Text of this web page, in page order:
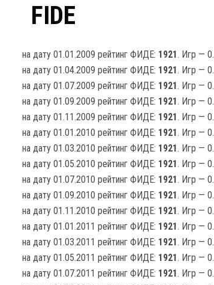
FIDE
на дату 01.01.2009 рейтинг ФИДЕ: 1921. Игр — 0.
на дату 01.04.2009 рейтинг ФИДЕ: 1921. Игр — 0.
на дату 01.07.2009 рейтинг ФИДЕ: 1921. Игр — 0.
на дату 01.09.2009 рейтинг ФИДЕ: 1921. Игр — 0.
на дату 01.11.2009 рейтинг ФИДЕ: 1921. Игр — 0.
на дату 01.01.2010 рейтинг ФИДЕ: 1921. Игр — 0.
на дату 01.03.2010 рейтинг ФИДЕ: 1921. Игр — 0.
на дату 01.05.2010 рейтинг ФИДЕ: 1921. Игр — 0.
на дату 01.07.2010 рейтинг ФИДЕ: 1921. Игр — 0.
на дату 01.09.2010 рейтинг ФИДЕ: 1921. Игр — 0.
на дату 01.11.2010 рейтинг ФИДЕ: 1921. Игр — 0.
на дату 01.01.2011 рейтинг ФИДЕ: 1921. Игр — 0.
на дату 01.03.2011 рейтинг ФИДЕ: 1921. Игр — 0.
на дату 01.05.2011 рейтинг ФИДЕ: 1921. Игр — 0.
на дату 01.07.2011 рейтинг ФИДЕ: 1921. Игр — 0.